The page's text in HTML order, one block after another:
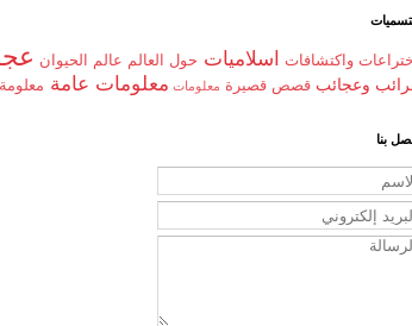
واكتشافات اسلاميات حول العالم عالم الحيوان
وعجائب قصص قصيرة معلومات معلومات عامة
بنا